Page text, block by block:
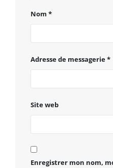
Nom *
Adresse de messagerie*
Site web
Enregistrer mon nom,